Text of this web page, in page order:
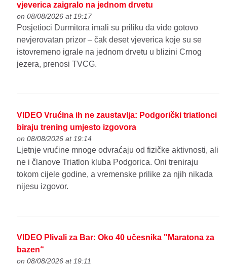
vjeverica zaigralo na jednom drvetu
on 08/08/2026 at 19:17
Posjetioci Durmitora imali su priliku da vide gotovo
nevjerovatan prizor – čak deset vjeverica koje su se
istovremeno igrale na jednom drvetu u blizini Crnog
jezera, prenosi TVCG.
VIDEO Vrućina ih ne zaustavlja: Podgorički triatlonci
biraju trening umjesto izgovora
on 08/08/2026 at 19:14
Ljetnje vrućine mnoge odvraćaju od fizičke aktivnosti, ali
ne i članove Triatlon kluba Podgorica. Oni treniraju
tokom cijele godine, a vremenske prilike za njih nikada
nijesu izgovor.
VIDEO Plivali za Bar: Oko 40 učesnika "Maratona za
bazen“
on 08/08/2026 at 19:11